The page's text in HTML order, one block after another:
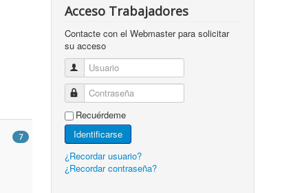
7
Acceso Trabajadores
Contacte con el Webmaster para solicitar
su acceso
Usuario
Contraseña
Recuérdeme
Identificarse
¿Recordar usuario?
¿Recordar contraseña?